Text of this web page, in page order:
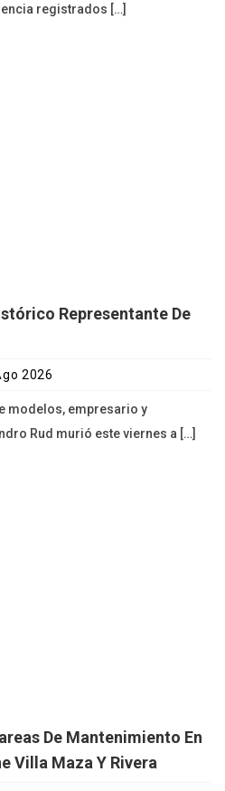
registrados […]
Representante De
2026
modelos, empresario y
Rud murió este viernes a […]
De Mantenimiento En
Villa Maza Y Rivera